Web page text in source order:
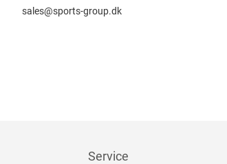
sales@sports-group.dk
Service